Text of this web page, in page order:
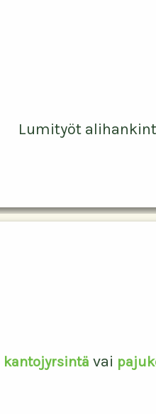
Lumityöt
kantojyrsintä vai